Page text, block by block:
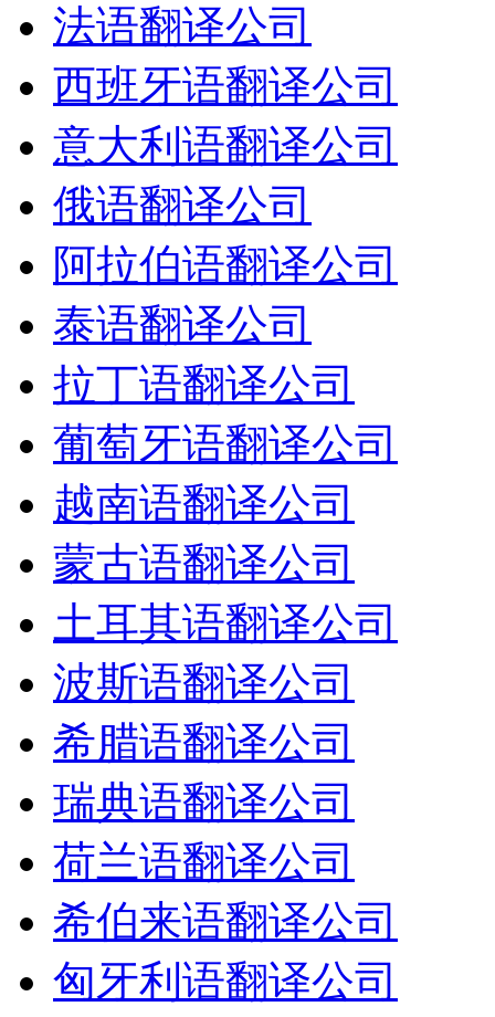
法语翻译公司
西班牙语翻译公司
意大利语翻译公司
俄语翻译公司
阿拉伯语翻译公司
泰语翻译公司
拉丁语翻译公司
葡萄牙语翻译公司
越南语翻译公司
蒙古语翻译公司
土耳其语翻译公司
波斯语翻译公司
希腊语翻译公司
瑞典语翻译公司
荷兰语翻译公司
希伯来语翻译公司
匈牙利语翻译公司